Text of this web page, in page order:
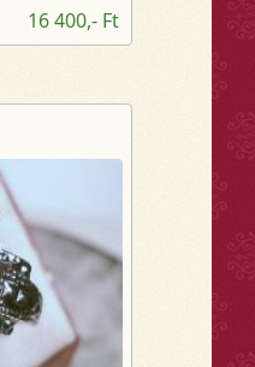
16 400,- Ft